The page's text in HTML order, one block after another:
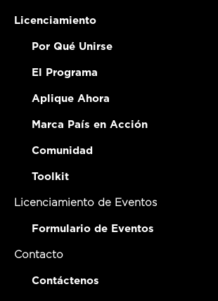
Licenciamiento
Por Qué Unirse
El Programa
Aplique Ahora
Marca País en Acción
Comunidad
Toolkit
Licenciamiento de Eventos
Formulario de Eventos
Contacto
Contáctenos